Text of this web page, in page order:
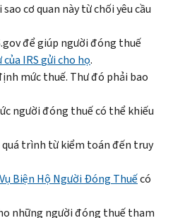
cơ quan này từ chối yêu cầu
để giúp người đóng thuế
IRSgửi cho họ.
mức thuế. Thư đó phải bao
người đóng thuế có thể khiếu
trình từ kiểm toán đến truy
Biện Hộ Người Đóng Thuếcó
những người đóng thuế tham